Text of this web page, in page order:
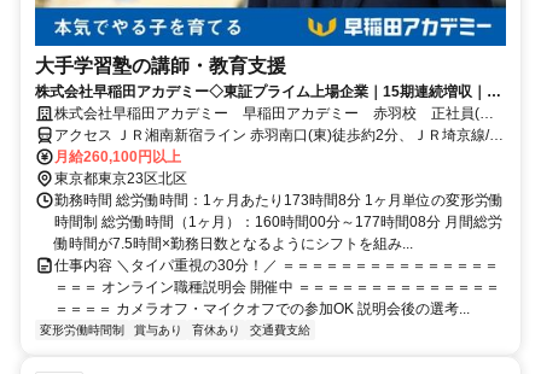
大手学習塾の講師・教育支援
株式会社早稲田アカデミー◇東証プライム上場企業｜15期連続増収｜本
気でやる子を育てる
株式会社早稲田アカデミー 早稲田アカデミー 赤羽校 正社員(講
師職)
アクセス ＪＲ湘南新宿ライン 赤羽南口(東)徒歩約2分、ＪＲ埼京線/Ｊ
Ｒ川越線 赤羽南口(東)徒歩約2分、ＪＲ宇都宮線〔東北本線〕・ＪＲ
上野東京ライン/ＪＲ高崎線 赤羽南口(東)徒歩約2分
月給260,100円以上
東京都東京23区北区
勤務時間 総労働時間：1ヶ月あたり173時間8分 1ヶ月単位の変形労働
時間制 総労働時間（1ヶ月）：160時間00分～177時間08分 月間総労
働時間が7.5時間×勤務日数となるようにシフトを組み...
仕事内容 ＼タイパ重視の30分！／ ＝＝＝＝＝＝＝＝＝＝＝＝＝＝＝
＝＝＝ オンライン職種説明会 開催中 ＝＝＝＝＝＝＝＝＝＝＝＝＝＝
＝＝＝＝ カメラオフ・マイクオフでの参加OK 説明会後の選考...
変形労働時間制 賞与あり 育休あり 交通費支給